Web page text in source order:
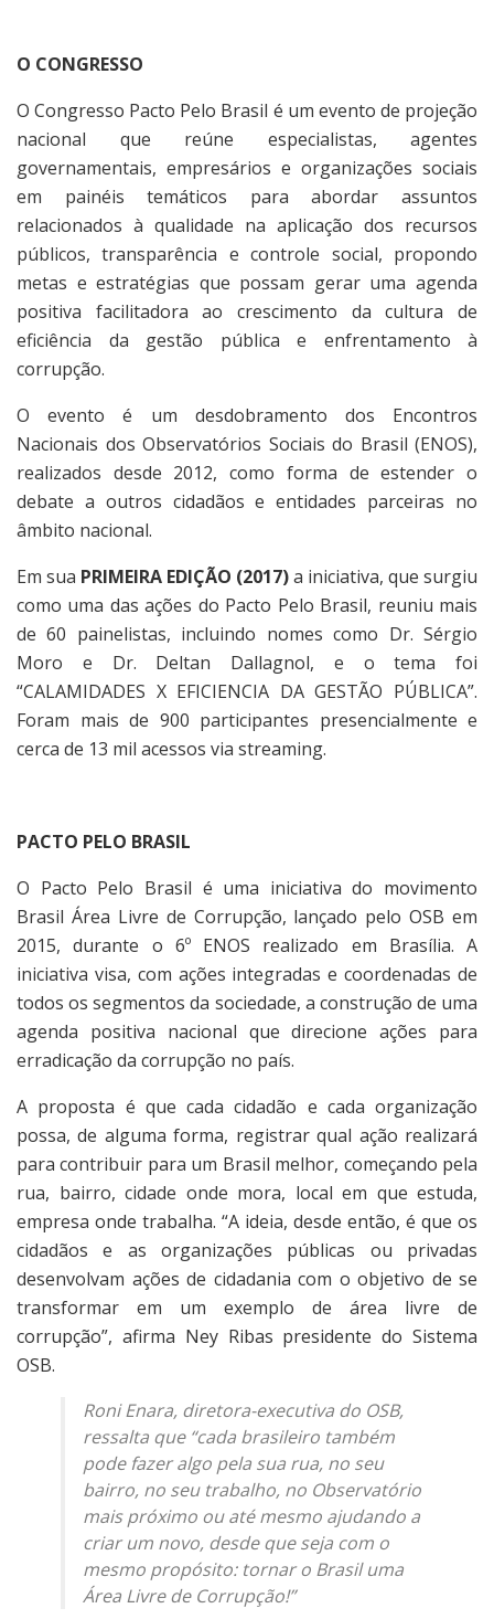
O CONGRESSO
O Congresso Pacto Pelo Brasil é um evento de projeção
nacional que reúne especialistas, agentes
governamentais, empresários e organizações sociais
em painéis temáticos para abordar assuntos
relacionados à qualidade na aplicação dos recursos
públicos, transparência e controle social, propondo
metas e estratégias que possam gerar uma agenda
positiva facilitadora ao crescimento da cultura de
eficiência da gestão pública e enfrentamento à
corrupção.
O evento é um desdobramento dos Encontros
Nacionais dos Observatórios Sociais do Brasil (ENOS),
realizados desde 2012, como forma de estender o
debate a outros cidadãos e entidades parceiras no
âmbito nacional.
Em sua PRIMEIRA EDIÇÃO (2017)a iniciativa, que surgiu
como uma das ações do Pacto Pelo Brasil, reuniu mais
de 60 painelistas, incluindo nomes como Dr. Sérgio
Moro e Dr. Deltan Dallagnol, e o tema foi
“CALAMIDADES X EFICIENCIA DA GESTÃO PÚBLICA”.
Foram mais de 900 participantes presencialmente e
cerca de 13 mil acessos via streaming.
PACTO PELO BRASIL
O Pacto Pelo Brasil é uma iniciativa do movimento
Brasil Área Livre de Corrupção, lançado pelo OSB em
2015, durante o 6º ENOS realizado em Brasília. A
iniciativa visa, com ações integradas e coordenadas de
todos os segmentos da sociedade, a construção de uma
agenda positiva nacional que direcione ações para
erradicação da corrupção no país.
A proposta é que cada cidadão e cada organização
possa, de alguma forma, registrar qual ação realizará
para contribuir para um Brasil melhor, começando pela
rua, bairro, cidade onde mora, local em que estuda,
empresa onde trabalha. “A ideia, desde então, é que os
cidadãos e as organizações públicas ou privadas
desenvolvam ações de cidadania com o objetivo de se
transformar em um exemplo de área livre de
corrupção”, afirma Ney Ribas presidente do Sistema
OSB.
Roni Enara, diretora-executiva do OSB,
ressalta que “cada brasileiro também
pode fazer algo pela sua rua, no seu
bairro, no seu trabalho, no Observatório
mais próximo ou até mesmo ajudando a
criar um novo, desde que seja com o
mesmo propósito: tornar o Brasil uma
Área Livre de Corrupção!”